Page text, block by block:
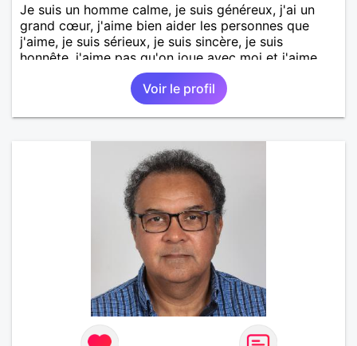
Je suis un homme calme, je suis généreux, j'ai un
grand cœur, j'aime bien aider les personnes que
j'aime, je suis sérieux, je suis sincère, je suis
honnête, j'aime pas qu'on joue avec moi et j'aime
pas les mensonges. Je cherche une relation
amoureuse et sérieuse.Voir le profil